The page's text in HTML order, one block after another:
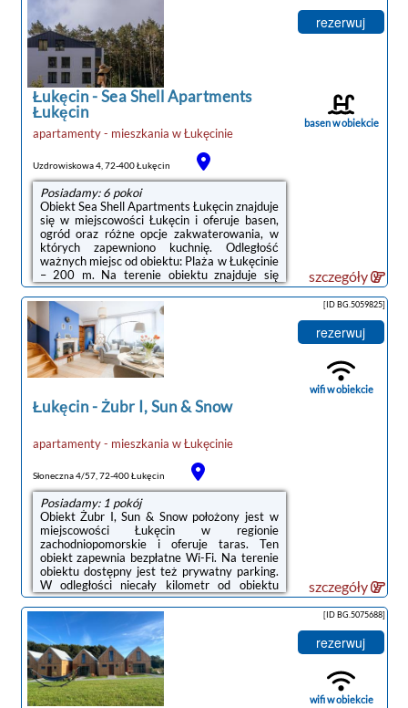
zapewniono sypialnię (1), łazienkę (1), pościel,
ręczniki, jadalnię oraz aneks kuchenny z
pełnym wyposażeniem. Do dyspozycji Gości
jest także telewizor z płaskim ekranem oraz
balkon z widokiem na morze. Obiekt ...
Łukęcin-Sea Shell Apartments
Łukęcin
apartamenty - mieszkania wŁukęcinie
Uzdrowiskowa 4, 72-400 Łukęcin
Posiadamy: 6 pokoi
Obiekt Sea Shell Apartments Łukęcin znajduje
się w miejscowości Łukęcin i oferuje basen,
ogród oraz różne opcje zakwaterowania, w
których zapewniono kuchnię. Odległość
ważnych miejsc od obiektu: Plaża w Łukęcinie
– 200 m. Na terenie obiektu znajduje się
prywatny parking.Wyposażenie wszystkich
opcji zakwaterowania obejmuje klimatyzację i
telewizor z płaskim ekranem. Do dyspozycji
Gości jest też balkon oraz prywatna łazienka
z prysznicem i bezpłatnym zestawem
kosmetyków. Wyposażenie obejmuje również
lodówkę, zmywarkę, ekspres do kawy i
rezerwuj
basen w obiekcie
szczegóły
Łukęcin-Żubr I, Sun & Snow
apartamenty - mieszkania wŁukęcinie
Słoneczna 4/57, 72-400 Łukęcin
Posiadamy: 1 pokój
Obiekt Żubr I, Sun & Snow położony jest w
miejscowości Łukęcin w regionie
zachodniopomorskie i oferuje taras. Ten
obiekt zapewnia bezpłatne Wi-Fi. Na terenie
obiektu dostępny jest też prywatny parking.
W odległości niecały kilometr od obiektu
znajduje się Plaża w Łukęcinie.Oferta
apartamentu obejmuje kilka sypialni (2),
salon, aneks kuchenny z pełnym
wyposażeniem, w tym lodówką i ekspresem
do kawy, a także łazienkę (1) z wanną oraz
suszarką do włosów. W apartamencie
zapewniono ręczniki i pościel.Odległość
ważnych miejsc od obiektu: Promenada
[ID BG.5059825]
rezerwuj
wifi w obiekcie
szczegóły
[ID BG.5075688]
rezerwuj
wifi w obiekcie